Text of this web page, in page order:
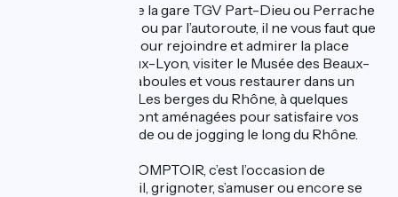
Que vous arriviez de la gare TGV Part-Dieu ou Perrache
situées à 8 minutes ou par l’autoroute, il ne vous faut que
quelques minutes pour rejoindre et admirer la place
Bellecour et le Vieux-Lyon, visiter le Musée des Beaux-
Arts de Lyon, les traboules et vous restaurer dans un
bouchon lyonnais. Les berges du Rhône, à quelques
mètres de l’hôtel, sont aménagées pour satisfaire vos
envies de promenade ou de jogging le long du Rhône.
Dans l’espace LE COMPTOIR, c’est l’occasion de
partager un cocktail, grignoter, s’amuser ou encore se